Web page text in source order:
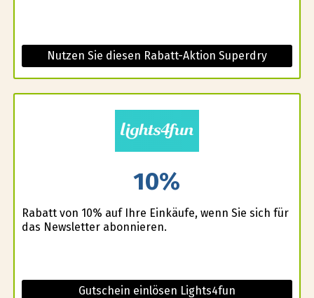
Nutzen Sie diesen Rabatt-Aktion Superdry
10%
Rabatt von 10% auf Ihre Einkäufe, wenn Sie sich für
das Newsletter abonnieren.
Gutschein einlösen Lights4fun